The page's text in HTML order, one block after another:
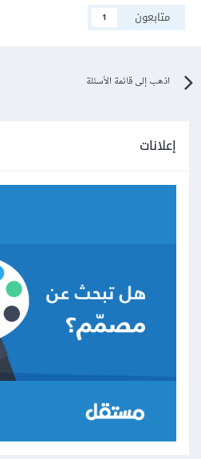
متابعون
1
اذهب إلى قائمة الأسئلة
إعلانات